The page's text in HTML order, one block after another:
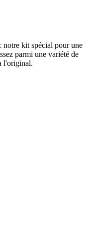
notre kit spécial pour une
parmi une variété de
l'original.